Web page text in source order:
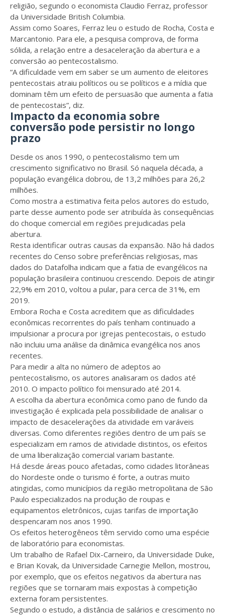
religião, segundo o economista Claudio Ferraz, professor
da Universidade British Columbia.
Assim como Soares, Ferraz leu o estudo de Rocha, Costa e
Marcantonio. Para ele, a pesquisa comprova, de forma
sólida, a relação entre a desaceleração da abertura e a
conversão ao pentecostalismo.
“A dificuldade vem em saber se um aumento de eleitores
pentecostais atraiu políticos ou se políticos e a mídia que
dominam têm um efeito de persuasão que aumenta a fatia
de pentecostais”, diz.
Impacto da economia sobre
conversão pode persistir no longo
prazo
Desde os anos 1990, o pentecostalismo tem um
crescimento significativo no Brasil. Só naquela década, a
população evangélica dobrou, de 13,2 milhões para 26,2
milhões.
Como mostra a estimativa feita pelos autores do estudo,
parte desse aumento pode ser atribuída às consequências
do choque comercial em regiões prejudicadas pela
abertura.
Resta identificar outras causas da expansão. Não há dados
recentes do Censo sobre preferências religiosas, mas
dados do Datafolha indicam que a fatia de evangélicos na
população brasileira continuou crescendo. Depois de atingir
22,9% em 2010, voltou a pular, para cerca de 31%, em
2019.
Embora Rocha e Costa acreditem que as dificuldades
econômicas recorrentes do país tenham continuado a
impulsionar a procura por igrejas pentecostais, o estudo
não incluiu uma análise da dinâmica evangélica nos anos
recentes.
Para medir a alta no número de adeptos ao
pentecostalismo, os autores analisaram os dados até
2010. O impacto político foi mensurado até 2014.
A escolha da abertura econômica como pano de fundo da
investigação é explicada pela possibilidade de analisar o
impacto de desacelerações da atividade em varáveis
diversas. Como diferentes regiões dentro de um país se
especializam em ramos de atividade distintos, os efeitos
de uma liberalização comercial variam bastante.
Há desde áreas pouco afetadas, como cidades litorâneas
do Nordeste onde o turismo é forte, a outras muito
atingidas, como municípios da região metropolitana de São
Paulo especializados na produção de roupas e
equipamentos eletrônicos, cujas tarifas de importação
despencaram nos anos 1990.
Os efeitos heterogêneos têm servido como uma espécie
de laboratório para economistas.
Um trabalho de Rafael Dix-Carneiro, da Universidade Duke,
e Brian Kovak, da Universidade Carnegie Mellon, mostrou,
por exemplo, que os efeitos negativos da abertura nas
regiões que se tornaram mais expostas à competição
externa foram persistentes.
Segundo o estudo, a distância de salários e crescimento no